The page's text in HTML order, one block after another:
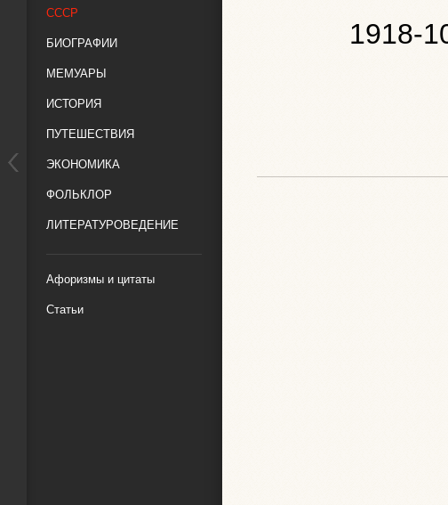
СССР
БИОГРАФИИ
МЕМУАРЫ
ИСТОРИЯ
ПУТЕШЕСТВИЯ
ЭКОНОМИКА
ФОЛЬКЛОР
ЛИТЕРАТУРОВЕДЕНИЕ
Афоризмы и цитаты
Статьи
1918-